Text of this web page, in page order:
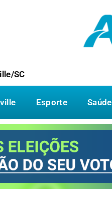
SC
Esporte Saúde